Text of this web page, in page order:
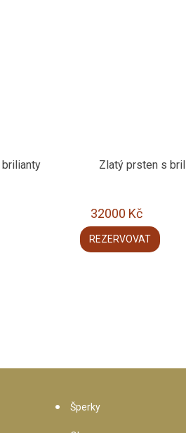
Zlatý prsten s
32000 Kč
REZERVOVAT
Šperky